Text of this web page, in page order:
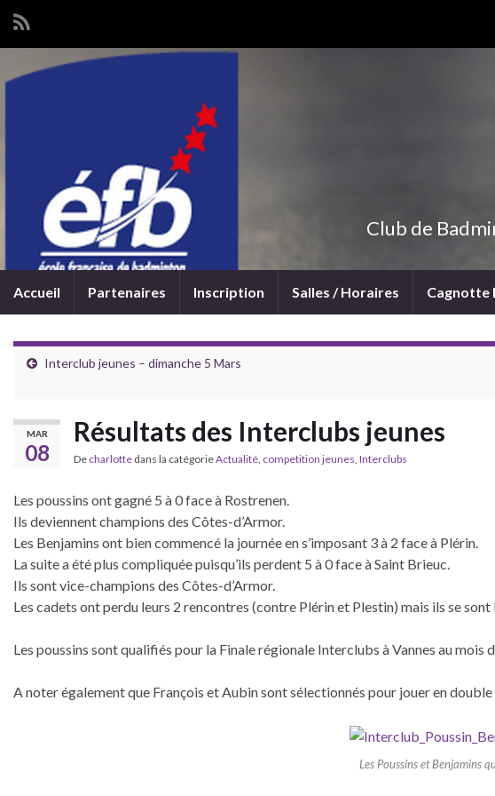
Club de
Accueil Partenaires Inscription Salles / Horaires Cagnotte
Interclub jeunes – dimanche 5 Mars
MAR
08
Résultats des Interclubs jeunes
De charlotte dans la catégorieActualité, competition jeunes, Interclubs
Les poussins ont gagné 5 à 0 face à Rostrenen.
Ils deviennent champions des Côtes-d’Armor.
Les Benjamins ont bien commencé la journée en s’imposant 3 à 2 face à Plérin.
La suite a été plus compliquée puisqu’ils perdent 5 à 0 face à Saint Brieuc.
Ils sont vice-champions des Côtes-d’Armor.
Les cadets ont perdu leurs 2 rencontres (contre Plérin et Plestin) mais ils se
Les poussins sont qualifiés pour la Finale régionale Interclubs à Vannes au mois
A noter également que François et Aubin sont sélectionnés pour jouer en
Les Poussins et Benjamins